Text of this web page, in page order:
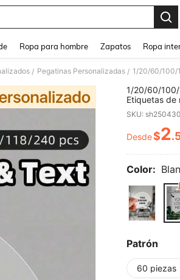
Ropa para hombre Zapatos Ropa
/ Pegatinas Personalizadas /
1/20/60/100/
Etiquetas de
logotipos
cumpleaños
Pegatinas
SKU:
Desde$2
Color:
Patrón
60 piezas